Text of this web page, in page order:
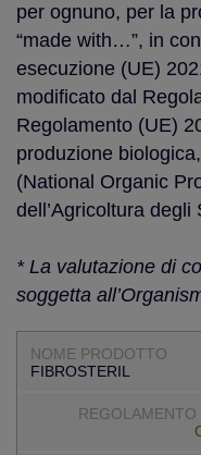
per ognuno, per la
“made with…”, in
esecuzione (UE)
modificato dal
Regolamento (UE)
produzione
(National Organic
dell’Agricoltura
* La valutazione di
soggetta
FIBROSTERIL